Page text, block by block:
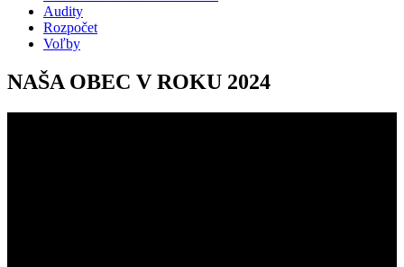
Audity
Rozpočet
Voľby
NAŠA OBEC V ROKU 2024